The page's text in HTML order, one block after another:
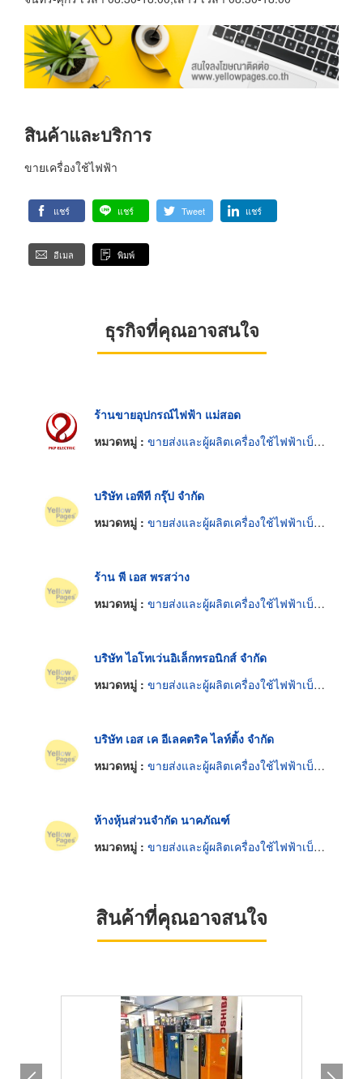
สินค้าและบริการ
ขายเครื่องใช้ไฟฟ้า
แชร์ แชร์ Tweet แชร์
อีเมล พิมพ์
ธุรกิจที่คุณอาจสนใจ
ร้านขายอุปกรณ์ไฟฟ้า แม่สอด
หมวดหมู่ : ขายส่งและผู้ผลิตเครื่องใช้ไฟฟ้าเบ็ดเตล็ด
บริษัท เอพีที กรุ๊ป จำกัด
หมวดหมู่ : ขายส่งและผู้ผลิตเครื่องใช้ไฟฟ้าเบ็ดเตล็ด
ร้าน พี เอส พรสว่าง
หมวดหมู่ : ขายส่งและผู้ผลิตเครื่องใช้ไฟฟ้าเบ็ดเตล็ด
บริษัท ไอโทเว่นอิเล็กทรอนิกส์ จำกัด
หมวดหมู่ : ขายส่งและผู้ผลิตเครื่องใช้ไฟฟ้าเบ็ดเตล็ด
บริษัท เอส เค อีเลคตริค ไลท์ติ้ง จำกัด
หมวดหมู่ : ขายส่งและผู้ผลิตเครื่องใช้ไฟฟ้าเบ็ดเตล็ด
ห้างหุ้นส่วนจำกัด นาคภัณฑ์
หมวดหมู่ : ขายส่งและผู้ผลิตเครื่องใช้ไฟฟ้าเบ็ดเตล็ด
สินค้าที่คุณอาจสนใจ